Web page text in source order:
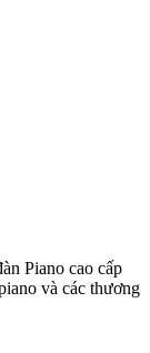
Piano cao cấp
và các thương